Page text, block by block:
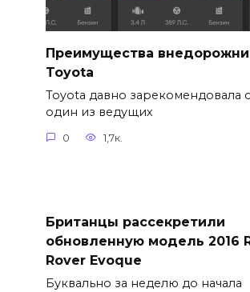
Преимущества
Toyota
Toyota давно зарекомендовала
один из ведущих
0 1,7к.
Британцы рассекретили
обновленную модель 2016
Rover Evoque
Буквально за неделю до начала